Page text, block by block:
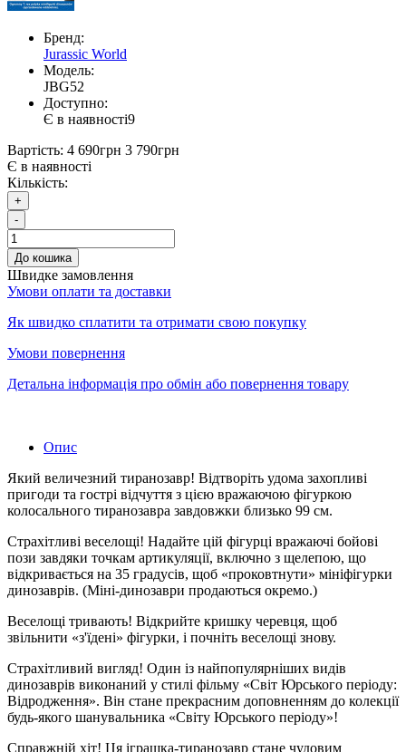
Бренд:
Jurassic World
Модель:
JBG52
Доступно:
Є в наявності9
Вартість: 4 690грн 3 790грн
Є в наявності
Кількість:
+
-
До кошика
Швидке замовлення
Умови оплати та доставки
Як швидко сплатити та отримати свою покупку
Умови повернення
Детальна інформація про обмін або повернення товару
Опис
Який величезний тиранозавр! Відтворіть удома захопливі
пригоди та гострі відчуття з цією вражаючою фігуркою
колосального тиранозавра завдовжки близько 99 см.
Страхітливі веселощі! Надайте цій фігурці вражаючі бойові
пози завдяки точкам артикуляції, включно з щелепою, що
відкривається на 35 градусів, щоб «проковтнути» мініфігурки
динозаврів. (Міні-динозаври продаються окремо.)
Веселощі тривають! Відкрийте кришку черевця, щоб
звільнити «з'їдені» фігурки, і почніть веселощі знову.
Страхітливий вигляд! Один із найпопулярніших видів
динозаврів виконаний у стилі фільму «Світ Юрського періоду:
Відродження». Він стане прекрасним доповненням до колекції
будь-якого шанувальника «Світу Юрського періоду»!
Справжній хіт! Ця іграшка-тиранозавр стане чудовим